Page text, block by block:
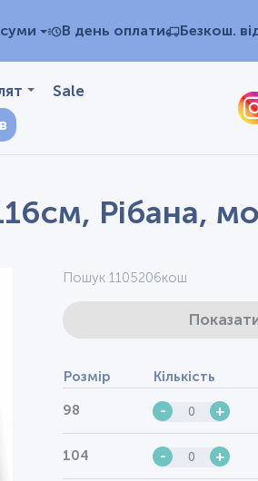
В день оплати Безкош.
Sale
Рібана,
Пошук 1105206кош
Розмір Кількість
98 - +
104 - +